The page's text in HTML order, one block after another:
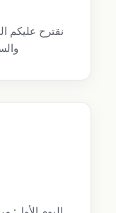
نقترح عليكم